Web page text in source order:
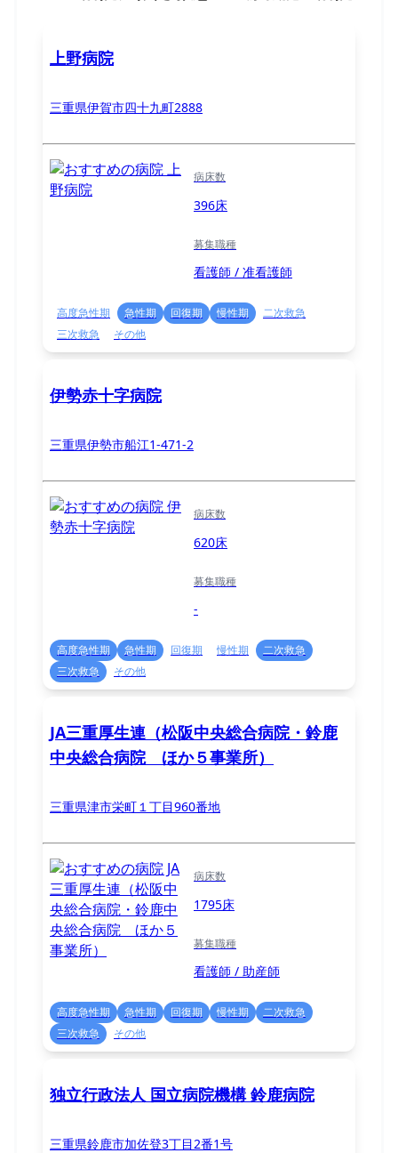
上野病院
三重県伊賀市四十九町2888
病床数
396床
募集職種
看護師 / 准看護師
高度急性期 急性期 回復期 慢性期
二次救急
三次救急
その他
伊勢赤十字病院
三重県伊勢市船江1-471-2
病床数
620床
募集職種
-
高度急性期 急性期 回復期 慢性期
二次救急
三次救急
その他
JA三重厚生連（松阪中央総合病院・鈴鹿
中央総合病院 ほか５事業所）
三重県津市栄町１丁目960番地
病床数
1795床
募集職種
看護師 / 助産師
高度急性期 急性期 回復期 慢性期
二次救急
三次救急
その他
独立行政法人 国立病院機構 鈴鹿病院
三重県鈴鹿市加佐登3丁目2番1号